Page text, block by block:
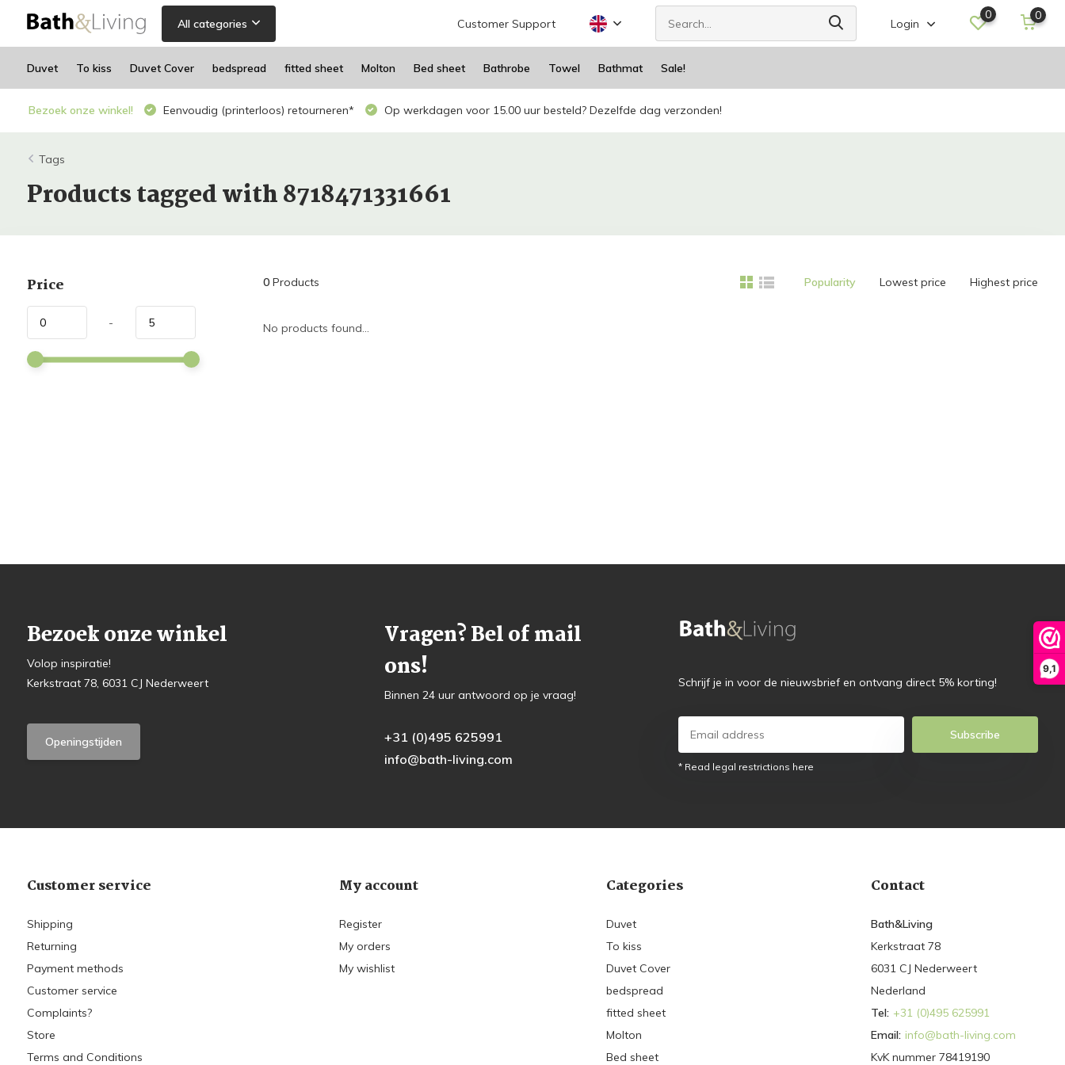
9,1
All categories Customer Support Login
0 0
Duvet To kiss Duvet Cover bedspread fitted sheet Molton Bed sheet Bathrobe Towel Bathmat Sale!
Bezoek onze winkel! Eenvoudig (printerloos) retourneren* Op werkdagen voor 15.00 uur besteld? Dezelfde dag verzonden!
Tags
Products tagged with 8718471331661
Price
-
0Products Popularity Lowest price Highest price
No products found...
Bezoek onze winkel
Volop inspiratie!
Kerkstraat 78, 6031 CJ Nederweert
Openingstijden
Vragen? Bel of mail
ons!
Binnen 24 uur antwoord op je vraag!
+31 (0)495 625991
info@bath-living.com
Schrijf je in voor de nieuwsbrief en ontvang direct 5% korting!
Subscribe
* Read legal restrictions here
Customer service
Shipping
Returning
Payment methods
Customer service
Complaints?
Store
Terms and Conditions
My account
Register
My orders
My wishlist
Categories
Duvet
To kiss
Duvet Cover
bedspread
fitted sheet
Molton
Bed sheet
Contact
Bath&Living
Kerkstraat 78
6031 CJ Nederweert
Nederland
Tel: +31 (0)495 625991
Email: info@bath-living.com
KvK nummer 78419190